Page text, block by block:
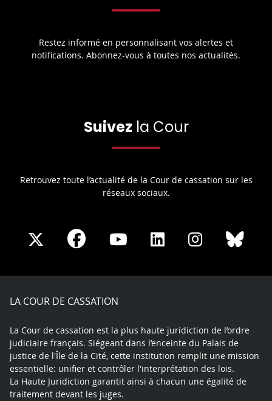
Restez informé en personnalisant vos alertes et
notifications. Abonnez-vous à toutes nos actualités.
Suivez la Cour
Retrouvez toute l’actualité de la Cour de cassation sur les
réseaux sociaux.
Share
X
Share
Facebook
Share
Youtube
Share
LinkedIn
Share
Instagram
LA COUR DE CASSATION
La Cour de cassation est la plus haute juridiction de l’ordre
judiciaire français. Siégeant dans l’enceinte du Palais de
justice de l'Île de la Cité, cette institution remplit une mission
essentielle: unifier et contrôler l'interprétation des lois.
La Haute Juridiction garantit ainsi à chacun une égalité de
traitement devant les juges.